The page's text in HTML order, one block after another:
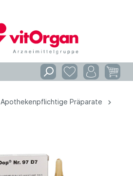
Apothekenpflichtige Präparate